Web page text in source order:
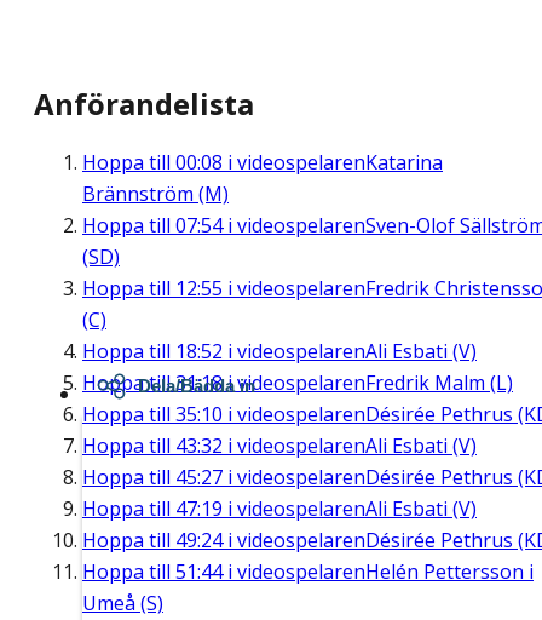
Anförandelista
Hoppa till 00:08 i videospelarenKatarina
Brännström (M)
Hoppa till 07:54i videospelarenSven-Olof
(SD)
Hoppa till 12:55 i videospelarenFredrik
(C)
Hoppa till 18:52 i videospelarenAli Esbati (V)
Hoppa till31:18i videospelarenFredrik Malm (L)
Hoppa till 35:10 i videospelarenDésirée Pethrus
Hoppa till 43:32 i videospelarenAli Esbati (V)
Hoppa till 45:27 i videospelarenDésirée Pethrus
Hoppa till 47:19 i videospelarenAli Esbati (V)
Hoppa till 49:24i videospelarenDésirée Pethrus
Hoppa till 51:44i videospelarenHelén Pettersson i
Umeå (S)
Dela/Bädda in